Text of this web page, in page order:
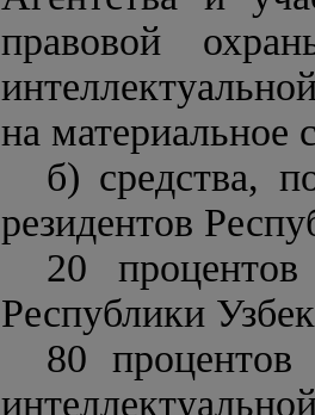
правовой
на материальное
б) средства,
резидентов
20
Республики
80